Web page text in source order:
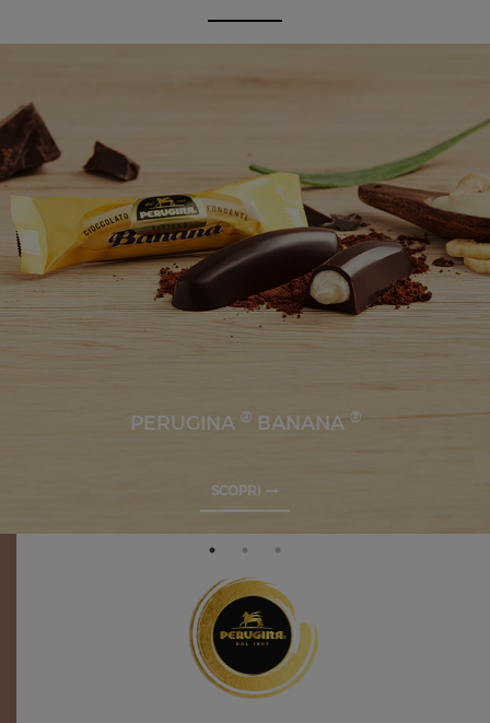
PERUGINA ®BANANA ®
SCOPRI